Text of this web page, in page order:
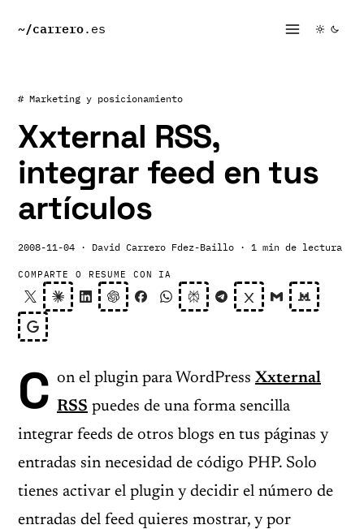
~/carrero.es
# Marketing y posicionamiento
Xxternal RSS,
integrar feed en tus
artículos
2008-11-04 · David Carrero Fdez-Baillo · 1 min de lectura
COMPARTE O RESUME CON IA
C on el plugin para WordPress Xxternal
RSS puedes de una forma sencilla
integrar feeds de otros blogs en tus páginas y
entradas sin necesidad de código PHP. Solo
tienes activar el plugin y decidir el número de
entradas del feed quieres mostrar, y por